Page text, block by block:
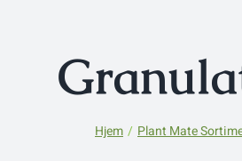
Hjem Plant Mate